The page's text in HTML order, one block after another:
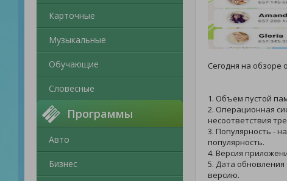
Карточные
Музыкальные
Обучающие
Словесные
Программы
Авто
Бизнес
Сегодня на обзоре
1. Объем пустой
2. Операционная
несоответствия
3. Популярность -
популярность.
4. Версия
5. Дата обновления
версию.